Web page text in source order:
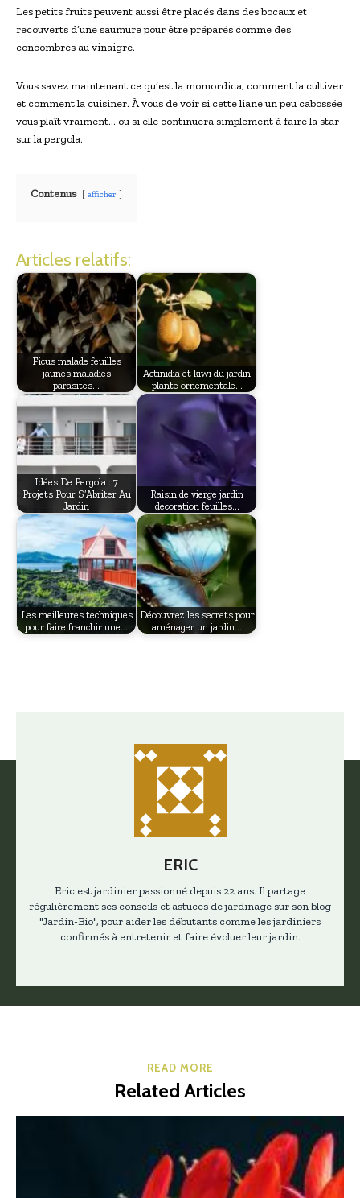
Les petits fruits peuvent aussi être placés dans des bocaux et
recouverts d’une saumure pour être préparés comme des
concombres au vinaigre.
Vous savez maintenant ce qu’est la momordica, comment la cultiver
et comment la cuisiner. À vous de voir si cette liane un peu cabossée
vous plaît vraiment… ou si elle continuera simplement à faire la star
sur la pergola.
Contenus afficher
Articles relatifs:
Ficus malade feuilles
jaunes maladies
parasites…
Actinidia et kiwi du jardin
plante ornementale…
Idées De Pergola : 7
Projets Pour S’Abriter Au
Jardin
Raisin de vierge jardin
decoration feuilles…
Les meilleures techniques
pour faire franchir une…
Découvrez les secrets pour
aménager un jardin…
ERIC
Eric est jardinier passionné depuis 22 ans. Il partage
régulièrement ses conseils et astuces de jardinage sur son blog
"Jardin-Bio", pour aider les débutants comme les jardiniers
confirmés à entretenir et faire évoluer leur jardin.
READ MORE
Related Articles